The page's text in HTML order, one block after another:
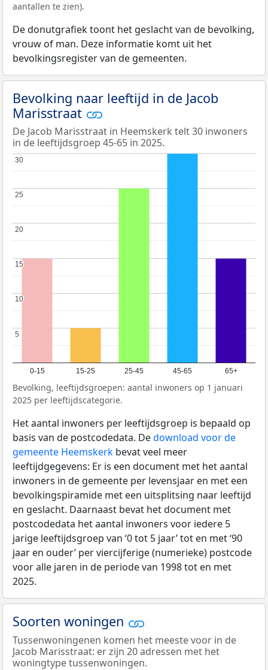
aantallen te zien).
De donutgrafiek toont het geslacht van de bevolking,
vrouw of man. Deze informatie komt uit het
bevolkingsregister van de gemeenten.
Bevolking naar leeftijd in de Jacob
Marisstraat
De Jacob Marisstraat in Heemskerk telt 30 inwoners
in de leeftijdsgroep 45-65 in 2025.
0-15 15-25 25-45 45-65 65+
5
5
10
10
15
15
20
20
25
25
30
30
Bevolking, leeftijdsgroepen: aantal inwoners op 1 januari
2025 per leeftijdscategorie.
Het aantal inwoners per leeftijdsgroep is bepaald op
basis van de postcodedata. Dedownload voor de
gemeente Heemskerk bevat veel meer
leeftijdgegevens: Er is een document met het aantal
inwoners in de gemeente per levensjaar en met een
bevolkingspiramide met een uitsplitsing naar leeftijd
en geslacht. Daarnaast bevat het document met
postcodedata het aantal inwoners voor iedere 5
jarige leeftijdsgroep van ‘0 tot 5 jaar’ tot en met ‘90
jaar en ouder’ per viercijferige (numerieke) postcode
voor alle jaren in de periode van 1998 tot en met
2025.
Soorten woningen
Tussenwoningenen komen het meeste voor in de
Jacob Marisstraat: er zijn 20 adressen met het
woningtype tussenwoningen.